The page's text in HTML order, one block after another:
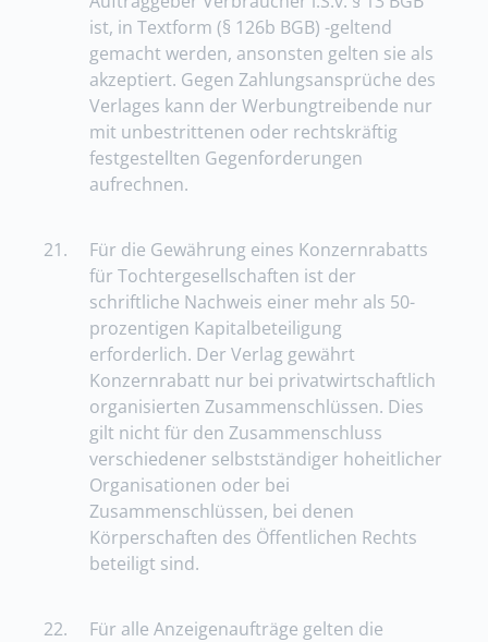
ist, in Textform (§ 126b BGB) -geltend
gemacht werden, ansonsten gelten sie als
akzeptiert. Gegen Zahlungsansprüche des
Verlages kann der Werbungtreibende nur
mit unbestrittenen oder rechtskräftig
festgestellten Gegenforderungen
aufrechnen.
21.
Für die Gewährung eines Konzernrabatts
für Tochtergesellschaften ist der
schriftliche Nachweis einer mehr als 50-
prozentigen Kapitalbeteiligung
erforderlich. Der Verlag gewährt
Konzernrabatt nur bei privatwirtschaftlich
organisierten Zusammenschlüssen. Dies
gilt nicht für den Zusammenschluss
verschiedener selbstständiger hoheitlicher
Organisationen oder bei
Zusammenschlüssen, bei denen
Körperschaften des Öffentlichen Rechts
beteiligt sind.
22.
Für alle Anzeigenaufträge gelten die